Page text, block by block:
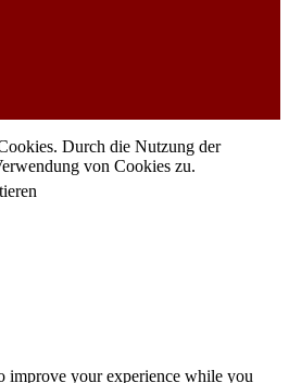
Durch die Nutzung der
von Cookies zu.
improve your experience while you